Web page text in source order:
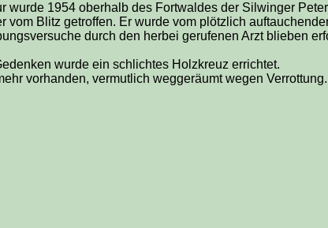
wurde 1954 oberhalb des Fortwaldes der Silwinger
vom Blitz getroffen. Er wurde vom plötzlich
durch den herbei gerufenen Arzt blieben
wurde ein schlichtes Holzkreuz errichtet.
vorhanden, vermutlich weggeräumt wegen Verrottung.